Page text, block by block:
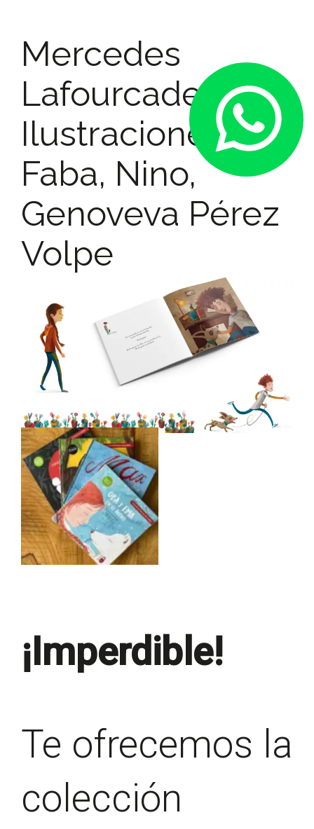
Mercedes
Lafourcade
Ilustraciones:
Faba, Nino,
Genoveva Pérez
Volpe
¡Imperdible!
Te ofrecemos la
colección
por